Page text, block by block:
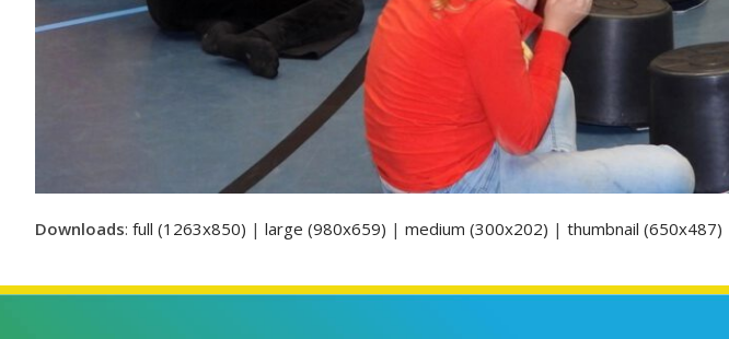
Downloads: full (1263x850) | large (980x659) | medium (300x202) | thumbnail (650x487)